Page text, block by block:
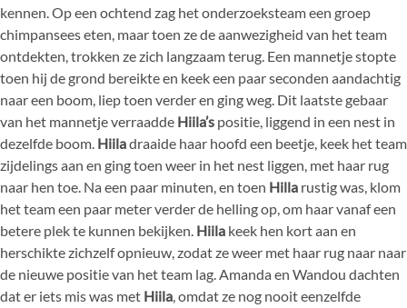
kennen. Op een ochtend zag het onderzoeksteam een groep
chimpansees eten, maar toen ze de aanwezigheid van het team
ontdekten, trokken ze zich langzaam terug. Een mannetje stopte
toen hij de grond bereikte en keek een paar seconden aandachtig
naar een boom, liep toen verder en ging weg. Dit laatste gebaar
van het mannetje verraadde Hiila’s positie, liggend in een nest in
dezelfde boom. Hiiladraaide haar hoofd een beetje, keek het team
zijdelings aan en ging toen weer in het nest liggen, met haar rug
naar hen toe. Na een paar minuten, en toen Hilla rustig was, klom
het team een paar meter verder de helling op, om haar vanaf een
betere plek te kunnen bekijken. Hiila keek hen kort aan en
herschikte zichzelf opnieuw, zodat ze weer met haar rug naar naar
de nieuwe positie van het team lag. Amanda en Wandou dachten
dat er iets mis was met Hiila, omdat ze nog nooit eenzelfde